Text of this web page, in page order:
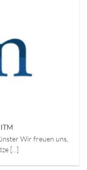
Wir freuen uns,
[...]